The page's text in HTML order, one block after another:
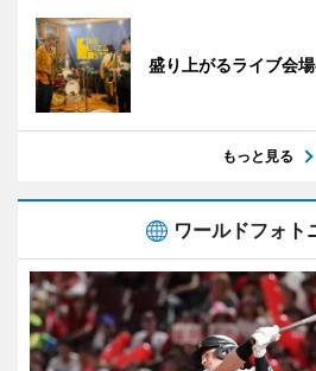
盛り上がるライブ会
もっと見る
ワールドフォト